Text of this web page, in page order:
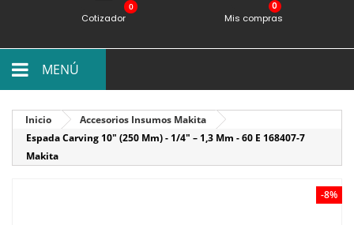
0
Cotizador Mis compras
MENÚ
Inicio
Accesorios Insumos Makita
Espada Carving 10" (250 Mm) - 1/4" – 1,3 Mm - 60 E 168407-7
Makita
-8%